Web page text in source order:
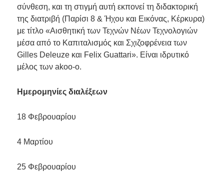
σύνθεση, και τη στιγμή αυτή εκπονεί τη διδακτορική
της διατριβή (Παρίσι 8 & Ήχου και Εικόνας, Κέρκυρα)
με τίτλο «Αισθητική των Τεχνών Νέων Τεχνολογιών
μέσα από το Καπιταλισμός και Σχιζοφρένεια των
Gilles Deleuze και Felix Guattari». Είναι ιδρυτικό
μέλος των akoo-ο.
Ημερομηνίες διαλέξεων
18 Φεβρουαρίου
4 Μαρτίου
25 Φεβρουαρίου